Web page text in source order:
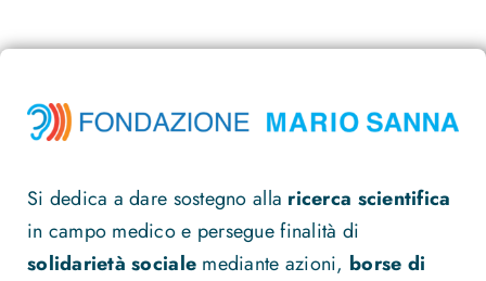
Si dedica a dare sostegno alla ricerca scientifica
in campo medico e persegue finalità di
solidarietà sociale mediante azioni, borse di